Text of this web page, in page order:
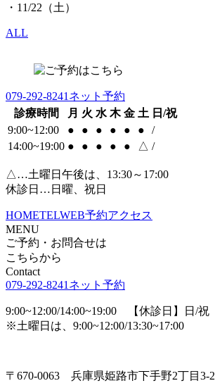
・11/22（土）
ALL
079-292-8241 ネット予約
診療時間
月 火 水 木 金 土 日/祝
9:00~12:00
● ● ● ● ● ●
/
14:00~19:00 ● ● ● ● ● △ /
△…土曜日午後は、13:30～17:00
休診日…日曜、祝日
HOMETELWEB予約アクセス
MENU
ご予約・お問合せは
こちらから
Contact
079-292-8241 ネット予約
9:00~12:00/14:00~19:00 【休診日】日/祝
※土曜日は、9:00~12:00/13:30~17:00
〒670-0063 兵庫県姫路市下手野2丁目3-2